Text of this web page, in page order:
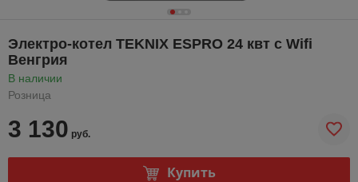
Электро-котел TEKNIX ESPRO 24 квт c Wifi
Венгрия
В наличии
Розница
3 130 руб.
Купить